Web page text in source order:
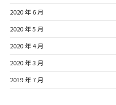
2020 年 6 月
2020 年 5 月
2020 年 4 月
2020 年 3 月
2019 年 7 月